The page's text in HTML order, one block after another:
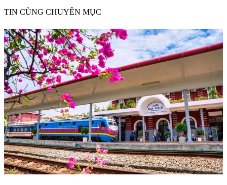
TIN CÙNG CHUYÊN MỤC